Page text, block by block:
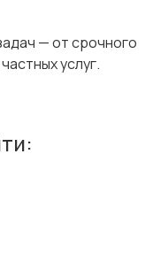
— от срочного
услуг.